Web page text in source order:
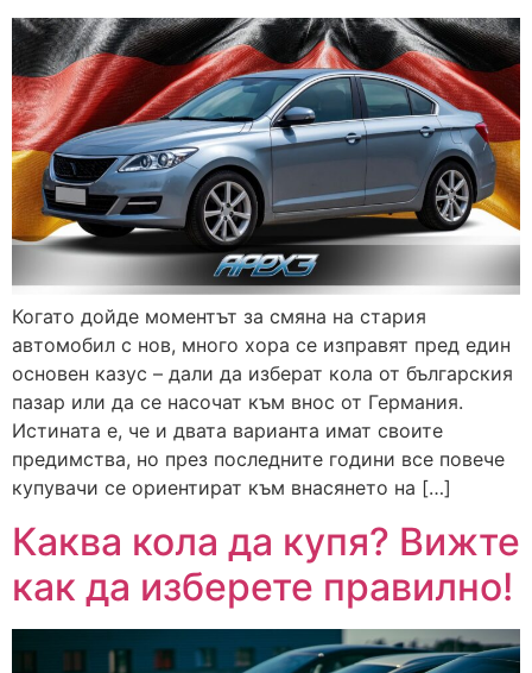
Когато дойде моментът за смяна на стария
автомобил с нов, много хора се изправят пред един
основен казус – дали да изберат кола от българския
пазар или да се насочат към внос от Германия.
Истината е, че и двата варианта имат своите
предимства, но през последните години все повече
купувачи се ориентират към внасянето на […]
Каква кола да купя? Вижте
как да изберете правилно!